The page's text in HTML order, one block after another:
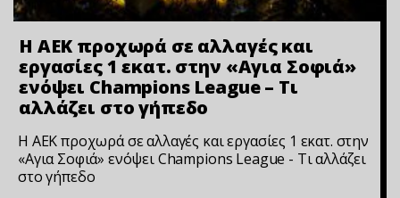
H AEK προχωρά σε αλλαγές και
εργασίες 1 εκατ. στην «Αγια Σοφιά»
ενόψει Champions League – Τι
αλλάζει στο γήπεδο
H AEK προχωρά σε αλλαγές και εργασίες 1 εκατ. στην
«Αγια Σοφιά» ενόψει Champions League - Τι αλλάζει
στο γήπεδο